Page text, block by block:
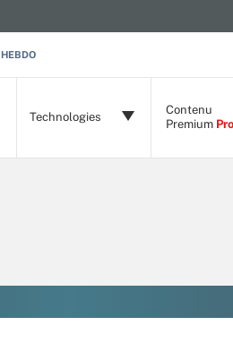
Technologies
Contenu
Premium